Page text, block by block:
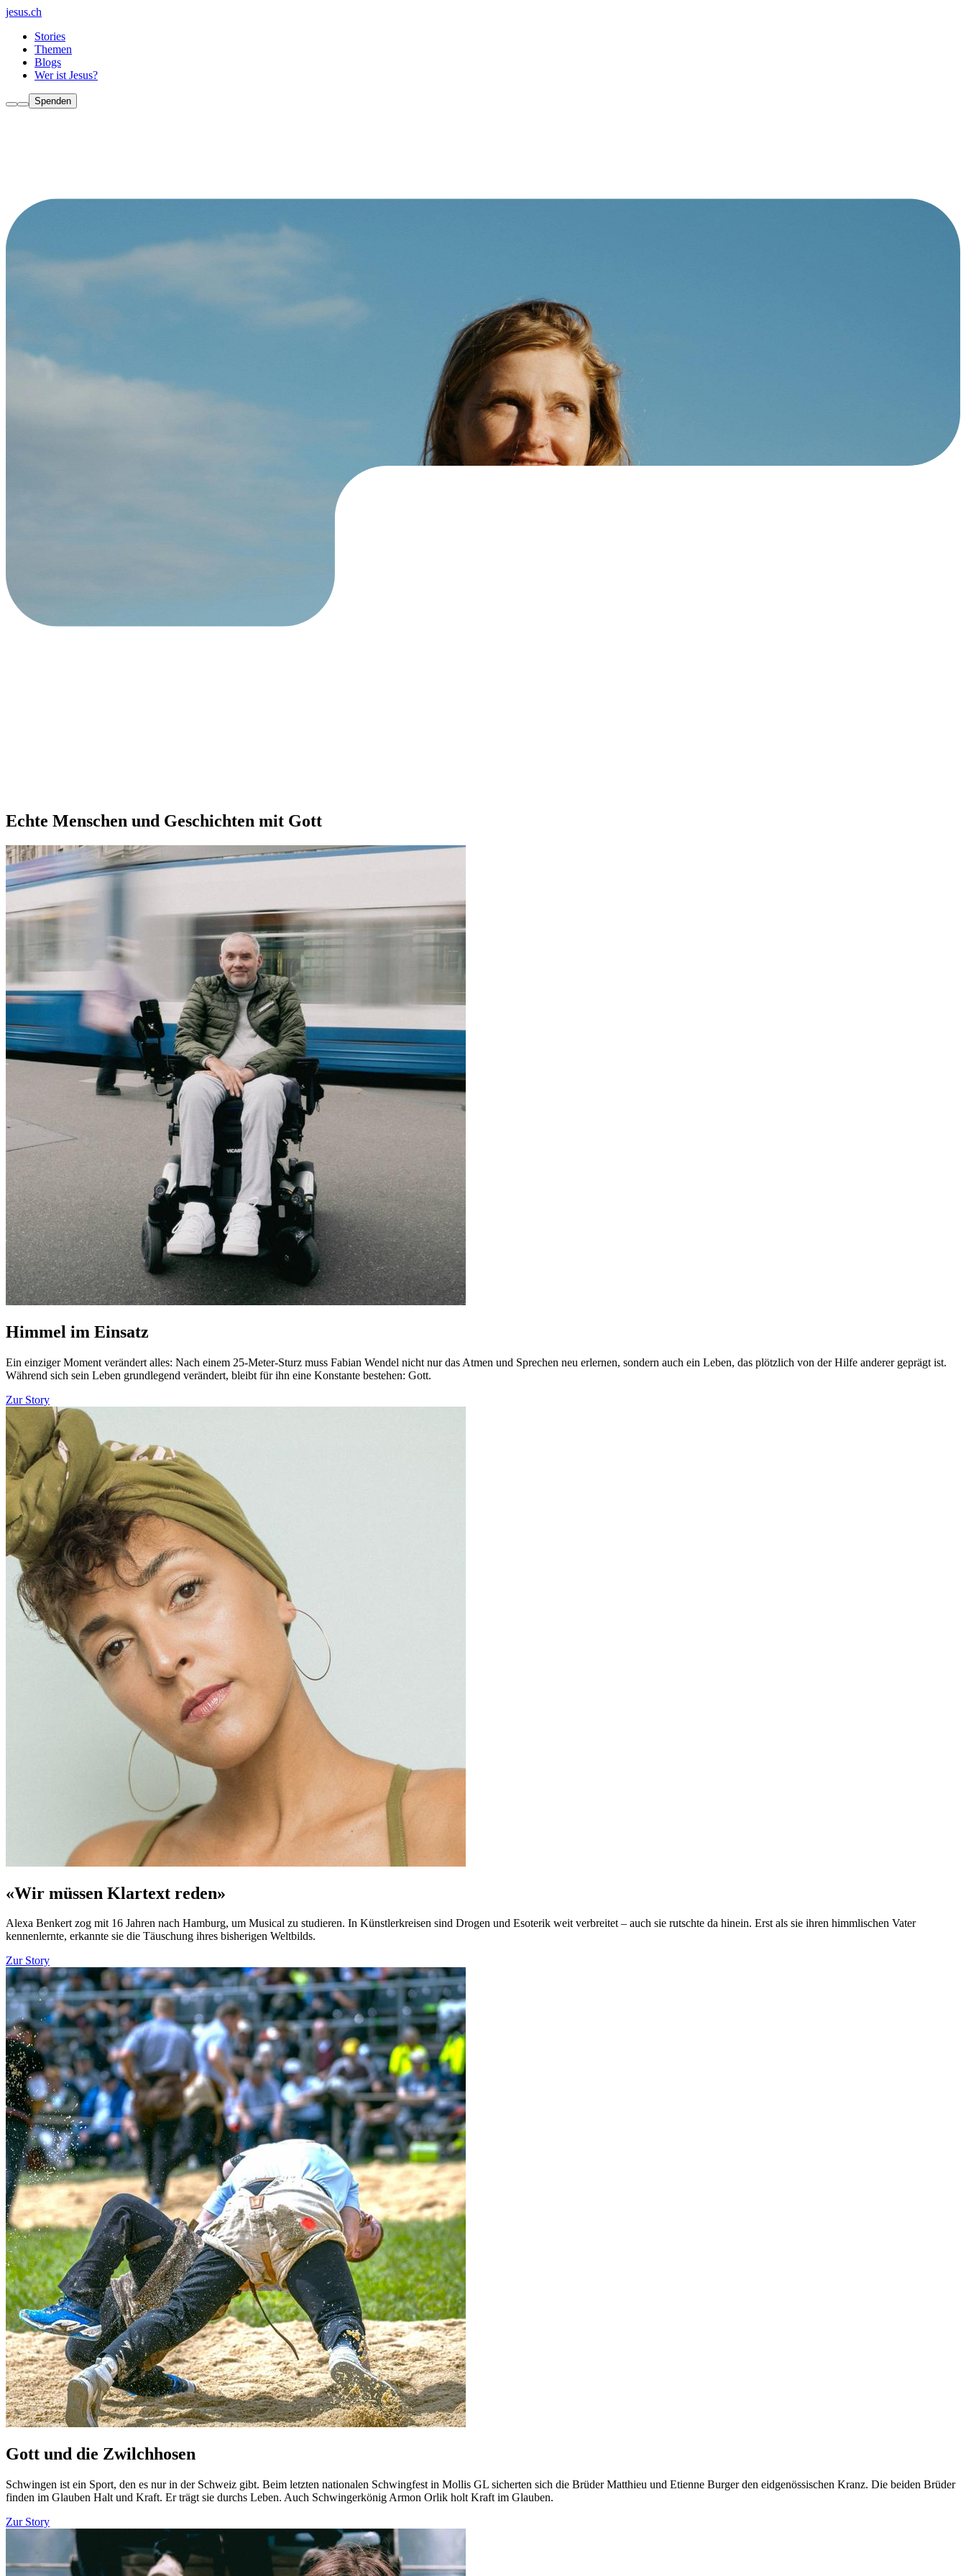
jesus.ch
Stories
Themen
Blogs
Wer ist Jesus?
Spenden
Echte Menschen und Geschichten mit Gott
Himmel im Einsatz
Ein einziger Moment verändert alles: Nach einem 25-Meter-Sturz muss Fabian Wendel nicht nur das Atmen und Sprechen neu erlernen, sondern auch ein Leben, das plötzlich von der Hilfe anderer geprägt ist.
Während sich sein Leben grundlegend verändert, bleibt für ihn eine Konstante bestehen: Gott.
Zur Story
«Wir müssen Klartext reden»
Alexa Benkert zog mit 16 Jahren nach Hamburg, um Musical zu studieren. In Künstlerkreisen sind Drogen und Esoterik weit verbreitet – auch sie rutschte da hinein. Erst als sie ihren himmlischen Vater
kennenlernte, erkannte sie die Täuschung ihres bisherigen Weltbilds.
Zur Story
Gott und die Zwilchhosen
Schwingen ist ein Sport, den es nur in der Schweiz gibt. Beim letzten nationalen Schwingfest in Mollis GL sicherten sich die Brüder Matthieu und Etienne Burger den eidgenössischen Kranz. Die beiden Brüder
finden im Glauben Halt und Kraft. Er trägt sie durchs Leben. Auch Schwingerkönig Armon Orlik holt Kraft im Glauben.
Zur Story